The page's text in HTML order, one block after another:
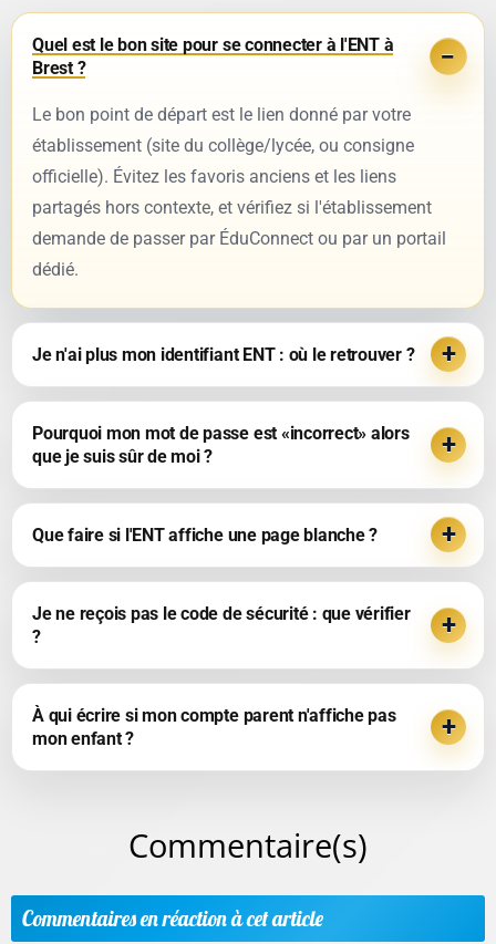
Quel est le bon site pour se connecter à l'ENT à
Brest ?
Le bon point de départ est le lien donné par votre
établissement (site du collège/lycée, ou consigne
officielle). Évitez les favoris anciens et les liens
partagés hors contexte, et vérifiez si l'établissement
demande de passer par ÉduConnect ou par un portail
dédié.
Je n'ai plus mon identifiant ENT : où le retrouver ?
Pourquoi mon mot de passe est «incorrect» alors
que je suis sûr de moi ?
Que faire si l'ENT affiche une page blanche ?
Je ne reçois pas le code de sécurité : que vérifier
?
À qui écrire si mon compte parent n'affiche pas
mon enfant ?
Commentaire(s)
Commentaires en réaction à cet article